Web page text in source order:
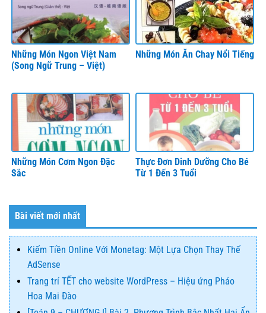
Những Món Ngon Việt Nam
(Song Ngữ Trung – Việt)
Những Món Ăn Chay Nổi Tiếng
Những Món Cơm Ngon Đặc
Sắc
Thực Đơn Dinh Dưỡng Cho Bé
Từ 1 Đến 3 Tuổi
Bài viết mới nhất
Kiếm Tiền Online Với Monetag: Một Lựa Chọn Thay Thế
AdSense
Trang trí TẾT cho website WordPress – Hiệu ứng Pháo
Hoa Mai Đào